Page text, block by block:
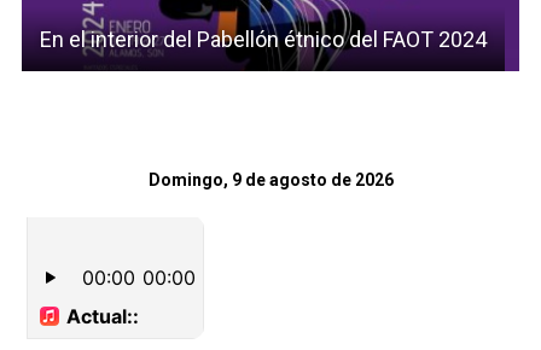
En el interior del Pabellón étnico del FAOT 2024
Domingo, 9 de agosto de 2026